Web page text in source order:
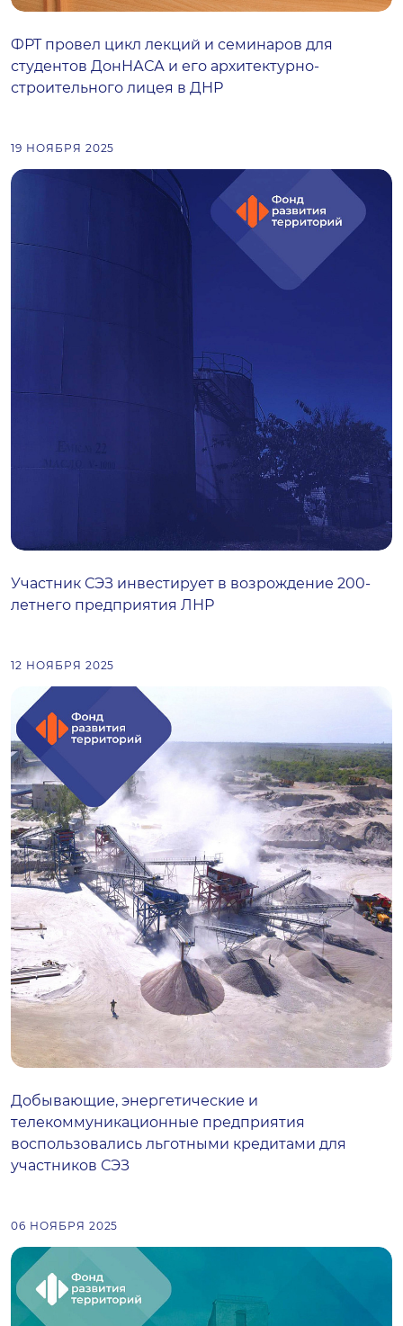
ФРТ провел цикл лекций и семинаров для
студентов ДонНАСА и его архитектурно-
строительного лицея в ДНР
19 НОЯБРЯ 2025
Участник СЭЗ инвестирует в возрождение 200-
летнего предприятия ЛНР
12 НОЯБРЯ 2025
Добывающие, энергетические и
телекоммуникационные предприятия
воспользовались льготными кредитами для
участников СЭЗ
06 НОЯБРЯ 2025